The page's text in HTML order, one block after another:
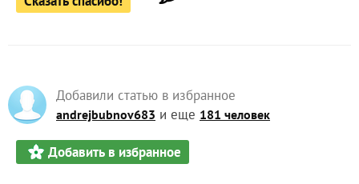
Добавили статью в избранное
andrejbubnov683 и еще 181 человек
Добавить в избранное